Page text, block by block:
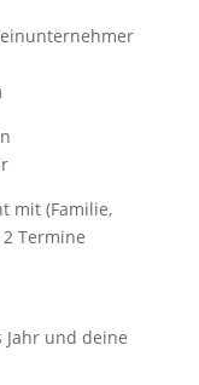
mit (Familie,
Termine
und deine